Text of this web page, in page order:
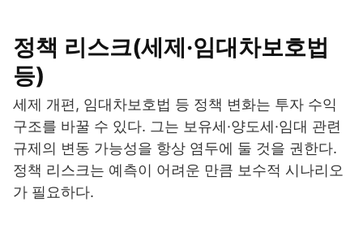
정책 리스크(세제·임대차보호법
등)
세제 개편, 임대차보호법 등 정책 변화는 투자 수익
구조를 바꿀 수 있다. 그는 보유세·양도세·임대 관련
규제의 변동 가능성을 항상 염두에 둘 것을 권한다.
정책 리스크는 예측이 어려운 만큼 보수적 시나리오
가 필요하다.